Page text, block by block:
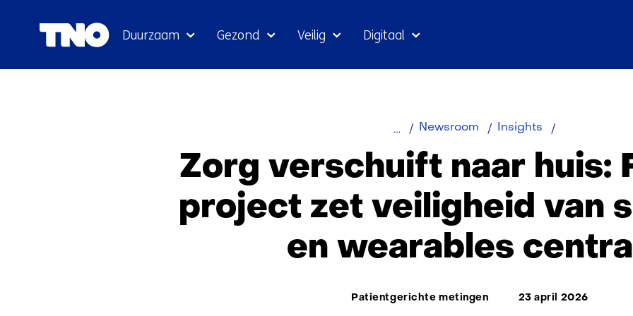
Duurzaam Gezond Veilig Digitaal
Newsroom Insights
FirstLine
zet
veiligheid
sensoren
Zorg verschuift naar huis:
project zet veiligheid van
en wearables
Thema:
Patientgerichte metingen 23 april 2026